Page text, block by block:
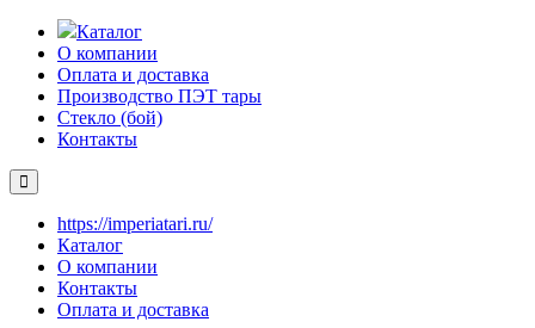
Каталог
О компании
Оплата и доставка
Производство ПЭТ тары
Стекло (бой)
Контакты
https://imperiatari.ru/
Каталог
О компании
Контакты
Оплата и доставка